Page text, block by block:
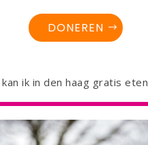
DONEREN
ik in den haag gratis eten